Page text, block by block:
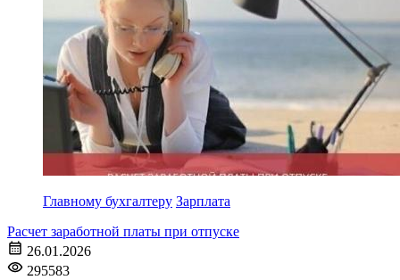
Главному бухгалтеру Зарплата
Расчет заработной платы при отпуске
26.01.2026
295583